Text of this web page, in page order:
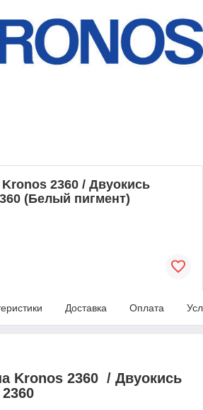
2360 / Двуокись
(Белый пигмент)
Доставка Оплата
Kronos 2360 / Двуокись